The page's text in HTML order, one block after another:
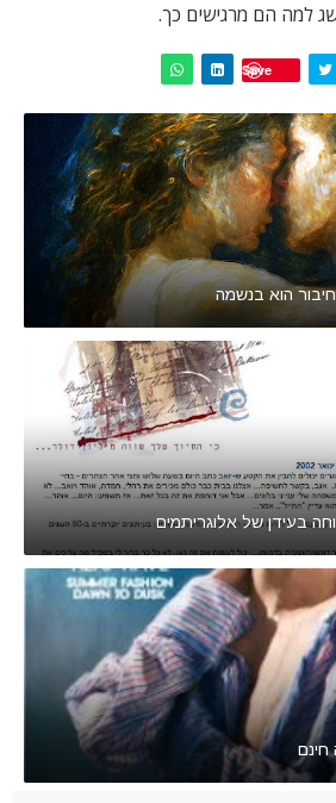
למה הם מרגישים כך.
Save
הוא בנשמה
בעידן של אלוגריתמים
חינם